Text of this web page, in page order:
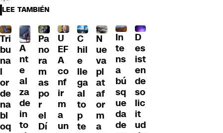
LEE TAMBIÉN
Tri
bu
na
l
or
de
na
bl
oq
A
nt
e
al
za
de
in
to
Pa
no
ra
m
as
po
r
el
Dí
U
EF
A
co
nf
ir
m
a
un
C
hil
e
lle
ga
al
to
p
te
N
ue
va
pl
at
af
or
m
a
In
te
ns
a
bú
sq
ue
da
de
D
es
ist
en
de
so
lic
it
ud